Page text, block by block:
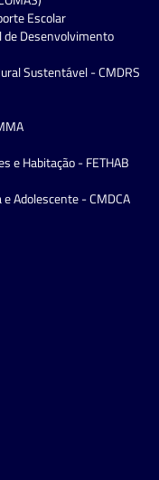
Escolar
de Desenvolvimento
Sustentável - CMDRS
e Habitação - FETHAB
Adolescente - CMDCA